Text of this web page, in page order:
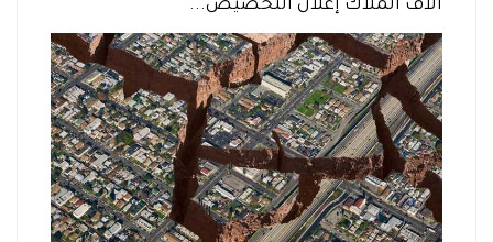
آلاف الملاك إعلان التخصيص...